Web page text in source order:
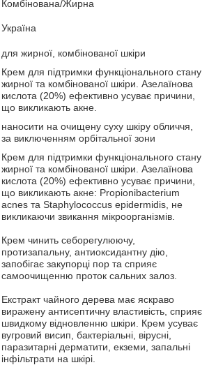
Комбінована/Жирна
Україна
для жирної, комбінованої шкіри
Крем для підтримки функціонального стану
жирної та комбінованої шкіри. Азелаїнова
кислота (20%) ефективно усуває причини,
що викликають акне.
наносити на очищену суху шкіру обличчя,
за виключенням орбітальної зони
Крем для підтримки функціонального стану
жирної та комбінованої шкіри. Азелаїнова
кислота (20%) ефективно усуває причини,
що викликають акне: Propionibacterium
acnes та Staphylococcus epidermidis, не
викликаючи звикання мікроорганізмів.
Крем чинить себорегулюючу,
протизапальну, антиоксидантну дію,
запобігає закупорці пор та сприяє
самоочищенню проток сальних залоз.
Екстракт чайного дерева має яскраво
виражену антисептичну властивість, сприяє
швидкому відновленню шкіри. Крем усуває
вугровий висип, бактеріальні, вірусні,
паразитарні дерматити, екземи, запальні
інфільтрати на шкірі.